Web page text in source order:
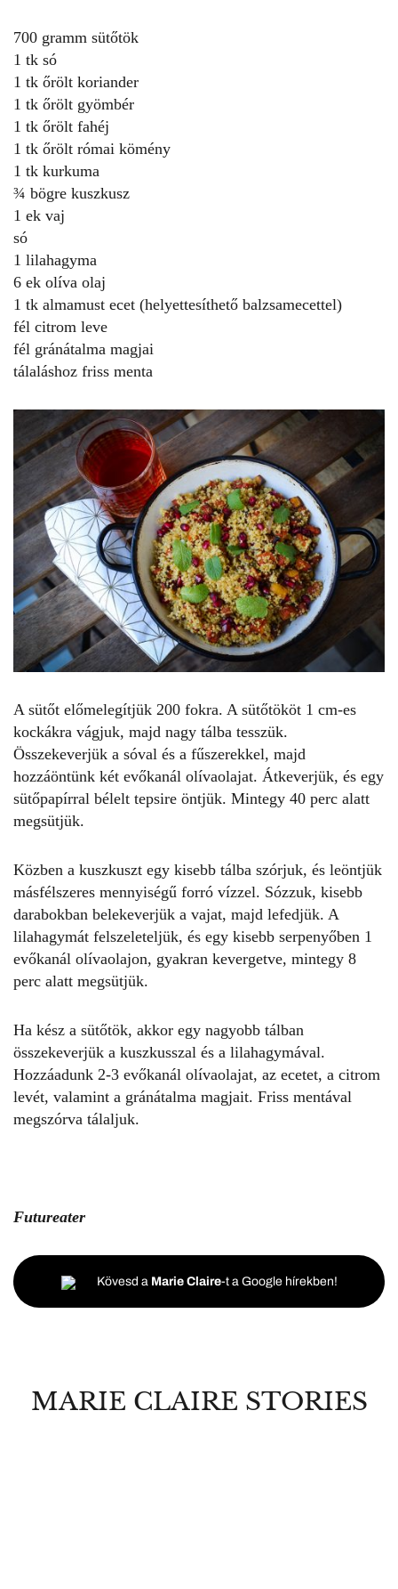
700 gramm sütőtök
1 tk só
1 tk őrölt koriander
1 tk őrölt gyömbér
1 tk őrölt fahéj
1 tk őrölt római kömény
1 tk kurkuma
¾ bögre kuszkusz
1 ek vaj
só
1 lilahagyma
6 ek olíva olaj
1 tk almamust ecet (helyettesíthető balzsamecettel)
fél citrom leve
fél gránátalma magjai
tálaláshoz friss menta
A sütőt előmelegítjük 200 fokra. A sütőtököt 1 cm-es
kockákra vágjuk, majd nagy tálba tesszük.
Összekeverjük a sóval és a fűszerekkel, majd
hozzáöntünk két evőkanál olívaolajat. Átkeverjük, és egy
sütőpapírral bélelt tepsire öntjük. Mintegy 40 perc alatt
megsütjük.
Közben a kuszkuszt egy kisebb tálba szórjuk, és leöntjük
másfélszeres mennyiségű forró vízzel. Sózzuk, kisebb
darabokban belekeverjük a vajat, majd lefedjük. A
lilahagymát felszeleteljük, és egy kisebb serpenyőben 1
evőkanál olívaolajon, gyakran kevergetve, mintegy 8
perc alatt megsütjük.
Ha kész a sütőtök, akkor egy nagyobb tálban
összekeverjük a kuszkusszal és a lilahagymával.
Hozzáadunk 2-3 evőkanál olívaolajat, az ecetet, a citrom
levét, valamint a gránátalma magjait. Friss mentával
megszórva tálaljuk.
Futureater
Kövesd a Marie Claire-t a Google hírekben!
MARIE CLAIRE STORIES